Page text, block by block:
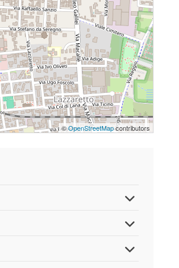
©OpenStreetMapcontributors